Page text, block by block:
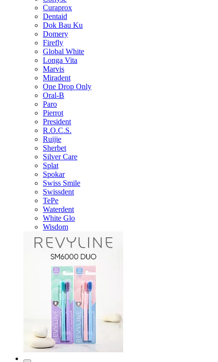
Curaprox
Dentaid
Dok Bau Ku
Domery
Firefly
Global White
Longa Vita
Marvis
Miradent
One Drop Only
Oral-B
Paro
Pierrot
President
R.O.C.S.
Ruijie
Sherbet
Silver Care
Splat
Spokar
Swiss Smile
Swissdent
TePe
Waterdent
White Glo
Wisdom